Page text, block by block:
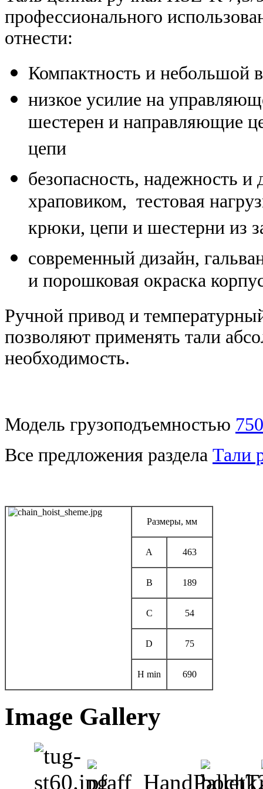
профессионального
отнести:
Компактность и небольшой
низкое усилие на
шестерен и направляющие
цепи
безопасность, надежность
храповиком, тестовая
крюки, цепи и шестерни из
современный дизайн,
и порошковая окраска
Ручной привод и
позволяют применять тали
необходимость.
Модель грузоподъемностью
Все предложения раздела Тали
Размеры, мм
A 463
B 189
C 54
D 75
H min 690
Image Gallery